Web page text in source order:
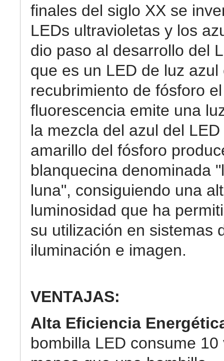
finales del siglo XX se
LEDs ultravioletas y los
dio paso al desarrollo del
que es un LED de luz azul
recubrimiento de fósforo
fluorescencia emite una
la mezcla del azul del LED
amarillo del fósforo
blanquecina denominada
luna", consiguiendo una
luminosidad que ha
su utilización en sistemas
iluminación e imagen.
VENTAJAS:
Alta Eficiencia
bombilla LED consume 10